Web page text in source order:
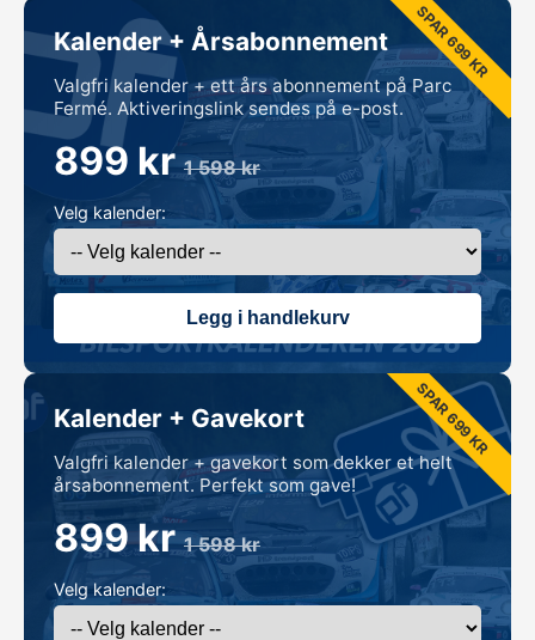
SPAR 699 KR
Kalender + Årsabonnement
Valgfri kalender + ett års abonnement på Parc
Fermé. Aktiveringslink sendes på e-post.
899 kr1 598 kr
Velg kalender:
Legg i handlekurv
SPAR 699 KR
Kalender + Gavekort
Valgfri kalender + gavekort som dekker et helt
årsabonnement. Perfekt som gave!
899 kr1 598 kr
Velg kalender: